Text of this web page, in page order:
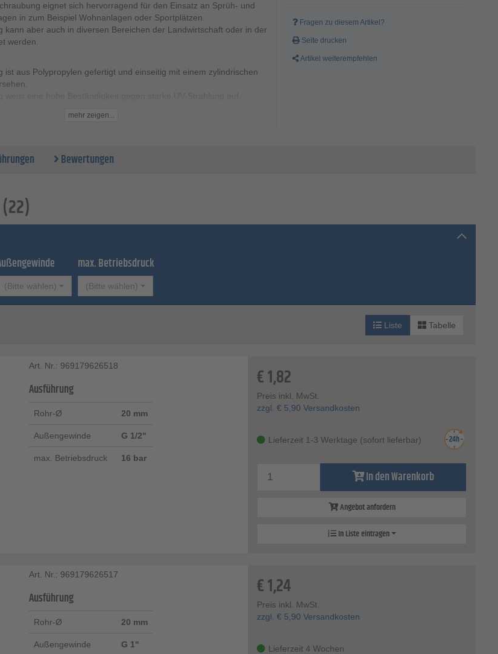
eignet sich hervorragend für den Einsatz an Sprüh- und
in zum Beispiel Wohnanlagen oder Sportplätzen.
kann aber auch in diversen Bereichen der Landwirtschaft oder in der
werden.
ist aus Polypropylen gefertigt und einseitig mit einem zylindrischen
verwendet werden.
110 mm
mehr zeigen...
Fragen zu diesem Artikel?
Seite drucken
Artikel weiterempfehlen
Bewertungen
(Bitte wählen)
max. Betriebsdruck
(Bitte wählen)
Liste Tabelle
Art. Nr.: 969179626518
Ausführung
Rohr-Ø 20 mm
Außengewinde G 1/2"
max. Betriebsdruck
16 bar
€1,82
Preis inkl. MwSt.
zzgl. € 5,90 Versandkosten
Lieferzeit 1-3 Werktage (sofort lieferbar)
In den Warenkorb
Angebot anfordern
In Liste eintragen
Art. Nr.: 969179626517
Ausführung
Rohr-Ø 20 mm
Außengewinde G 1"
€1,24
Preis inkl. MwSt.
zzgl. € 5,90 Versandkosten
Lieferzeit 4 Wochen